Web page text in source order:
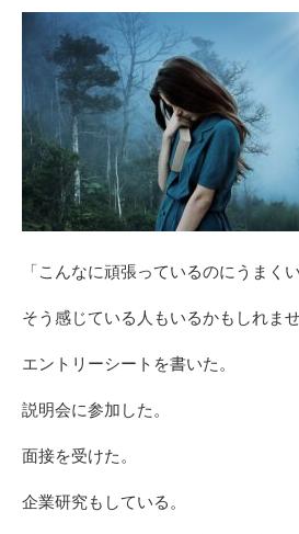
「こんなに頑張っているのにうまく
そう感じている人もいるかもしれませ
エントリーシートを書いた。
説明会に参加した。
面接を受けた。
企業研究もしている。